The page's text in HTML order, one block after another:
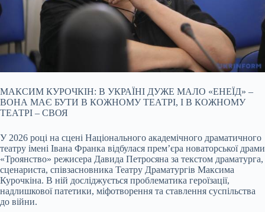
МАКСИМ КУРОЧКІН: В УКРАЇНІ ДУЖЕ МАЛО «ЕНЕЇД» –
ВОНА МАЄ БУТИ В КОЖНОМУ ТЕАТРІ, І В КОЖНОМУ
ТЕАТРІ – СВОЯ
У 2026 році на сцені Національного академічного драматичного
театру імені Івана Франка відбулася прем’єра новаторської драми
«Троянство» режисера Давида Петросяна за текстом драматурга,
сценариста, співзасновника Театру Драматургів Максима
Курочкіна. В ній досліджується проблематика героїзації,
надлишкової патетики, міфотворення та ставлення суспільства
до війни.